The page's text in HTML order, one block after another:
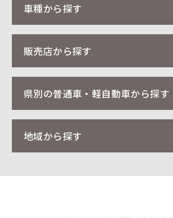
車種から探す
販売店から探す
県別の普通車・軽自動車から探す
地域から探す